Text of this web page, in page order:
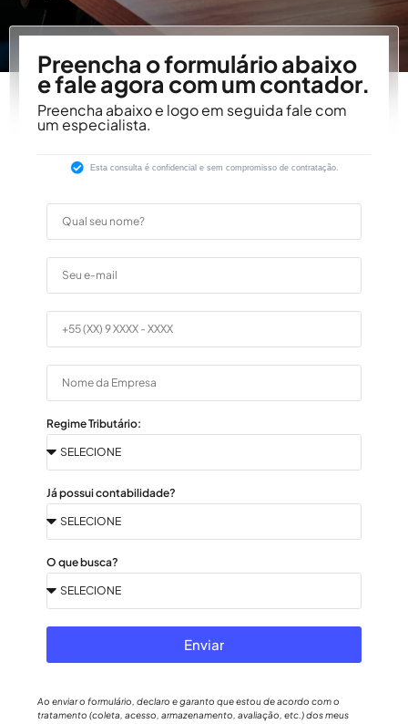
Preencha o formulário abaixo
e fale agora com um contador.
Preencha abaixo e logo em seguida fale com
um especialista.
Esta consulta é confidencial e sem compromisso de contratação.
Regime Tributário:
Já possui contabilidade?
O que busca?
Enviar
Ao enviar o formulário, declaro e garanto que estou de acordo com o
tratamento (coleta, acesso, armazenamento, avaliação, etc.) dos meus